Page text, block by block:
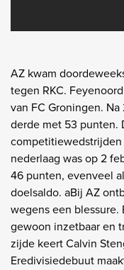
AZ kwam
tegen RKC.
van FC Groningen.
derde met 53 punten.
nederlaag was op 2
46 punten, evenveel
doelsaldo. aBij AZ
wegens een blessure.
gewoon inzetbaar en
zijde keert Calvin
Eredivisiedebuut